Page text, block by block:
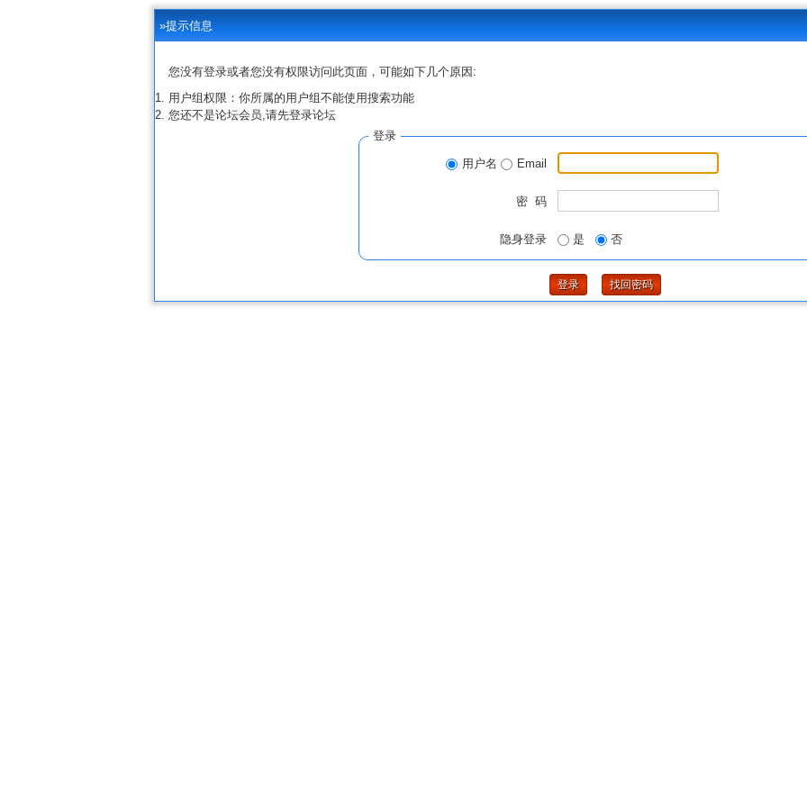
»提示信息
您没有登录或者您没有权限访问此页面，可能如下几个原因:
用户组权限：你所属的用户组不能使用搜索功能
您还不是论坛会员,请先登录论坛
登录
用户名 Email
密 码
隐身登录 是 否